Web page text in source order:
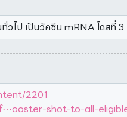
ทั่วไป เป็นวัคซีน mRNA โดสที่ 3
2201
shot-to-all-